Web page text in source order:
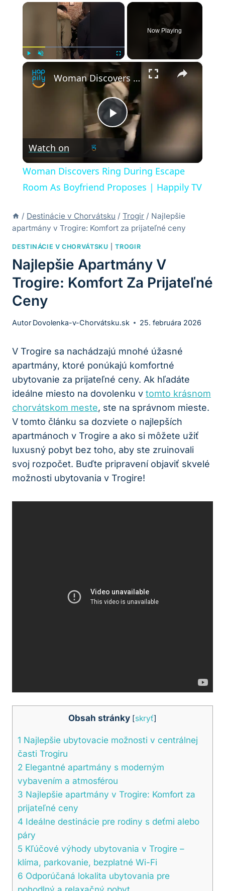
×
Fullscreen
Now Playing
×
Play
Video
Woman Discovers Ring During Escape Room As Boyfriend Proposes | Happily TV
Watch on
Woman Discovers Ring During Escape
Room As Boyfriend Proposes | Happily TV
/ Destinácie v Chorvátsku / Trogir / Najlepšie
apartmány v Trogire: Komfort za prijateľné ceny
DESTINÁCIE V CHORVÁTSKU |TROGIR
Najlepšie Apartmány V
Trogire: Komfort Za Prijateľné
Ceny
Autor Dovolenka-v-Chorvátsku.sk 25. februára 2026
V Trogire sa nachádzajú mnohé úžasné
apartmány, ktoré ponúkajú komfortné
ubytovanie za prijateľné ceny. Ak hľadáte
ideálne miesto na dovolenku v tomto krásnom
chorvátskom meste, ste na správnom mieste.
V tomto článku sa dozviete o najlepších
apartmánoch v Trogire a ako si môžete užiť
luxusný pobyt bez toho, aby ste zruinovali
svoj rozpočet. Buďte pripravení objaviť skvelé
možnosti ubytovania v Trogire!
Obsah stránky [skryť]
1 Najlepšie ubytovacie možnosti v centrálnej
časti Trogiru
2 Elegantné apartmány s moderným
vybavením a atmosférou
3 Najlepšie apartmány v Trogire: Komfort za
prijateľné ceny
4 Ideálne destinácie pre rodiny s deťmi alebo
páry
5 Kľúčové výhody ubytovania v Trogire –
klíma, parkovanie, bezplatné Wi-Fi
6 Odporúčaná lokalita ubytovania pre